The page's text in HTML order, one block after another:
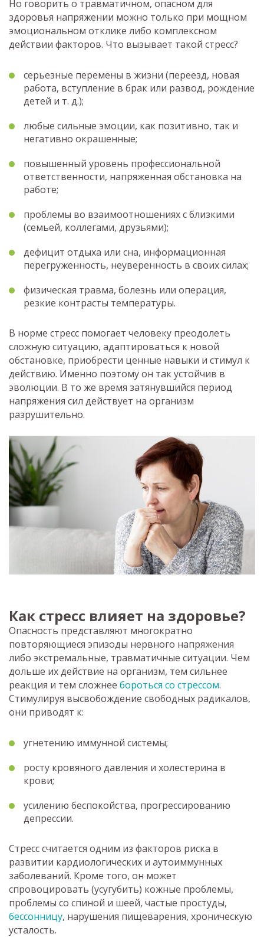
Но говорить о травматичном, опасном для
здоровья напряжении можно только при мощном
эмоциональном отклике либо комплексном
действии факторов. Что вызывает такой стресс?
серьезные перемены в жизни (переезд, новая
работа, вступление в брак или развод, рождение
детей и т. д.);
любые сильные эмоции, как позитивно, так и
негативно окрашенные;
повышенный уровень профессиональной
ответственности, напряженная обстановка на
работе;
проблемы во взаимоотношениях с близкими
(семьей, коллегами, друзьями);
дефицит отдыха или сна, информационная
перегруженность, неуверенность в своих силах;
физическая травма, болезнь или операция,
резкие контрасты температуры.
В норме стресс помогает человеку преодолеть
сложную ситуацию, адаптироваться к новой
обстановке, приобрести ценные навыки и стимул к
действию. Именно поэтому он так устойчив в
эволюции. В то же время затянувшийся период
напряжения сил действует на организм
разрушительно.
Как стресс влияет на здоровье?
Опасность представляют многократно
повторяющиеся эпизоды нервного напряжения
либо экстремальные, травматичные ситуации. Чем
дольше их действие на организм, тем сильнее
реакция и тем сложнее бороться со стрессом.
Стимулируя высвобождение свободных радикалов,
они приводят к:
угнетению иммунной системы;
росту кровяного давления и холестерина в
крови;
усилению беспокойства, прогрессированию
депрессии.
Стресс считается одним из факторов риска в
развитии кардиологических и аутоиммунных
заболеваний. Кроме того, он может
спровоцировать (усугубить) кожные проблемы,
проблемы со спиной и шеей, частые простуды,
бессонницу, нарушения пищеварения, хроническую
усталость.